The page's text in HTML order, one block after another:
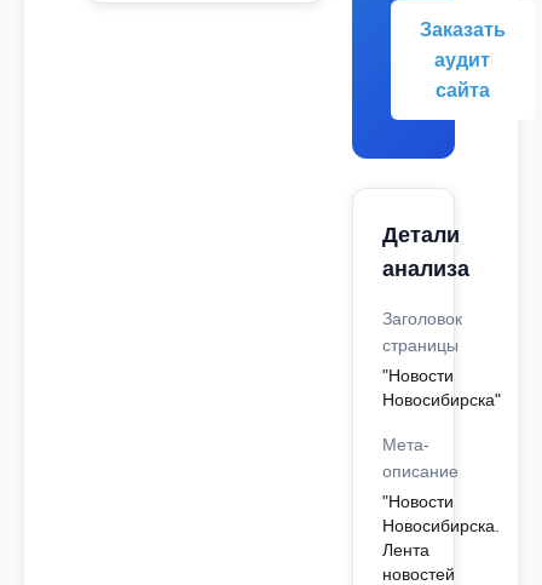
Заказать
аудит
сайта
Детали
анализа
Заголовок
страницы
"Новости
Новосибирска"
Мета-
описание
"Новости
Новосибирска.
Лента
новостей